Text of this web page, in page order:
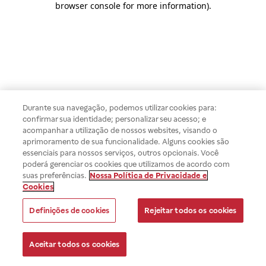
browser console for more information).
Durante sua navegação, podemos utilizar cookies para:
confirmar sua identidade; personalizar seu acesso; e
acompanhar a utilização de nossos websites, visando o
aprimoramento de sua funcionalidade. Alguns cookies são
essenciais para nossos serviços, outros opcionais. Você
poderá gerenciar os cookies que utilizamos de acordo com
suas preferências. Nossa Política de Privacidade e
Cookies
Definições de cookies Rejeitar todos os cookies
Aceitar todos os cookies